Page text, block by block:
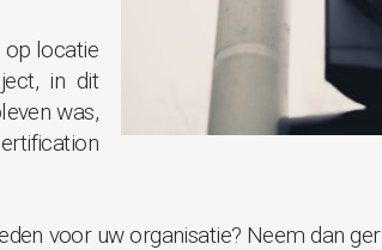
op locatie
in dit
was,
voor uw organisatie? Neem dan